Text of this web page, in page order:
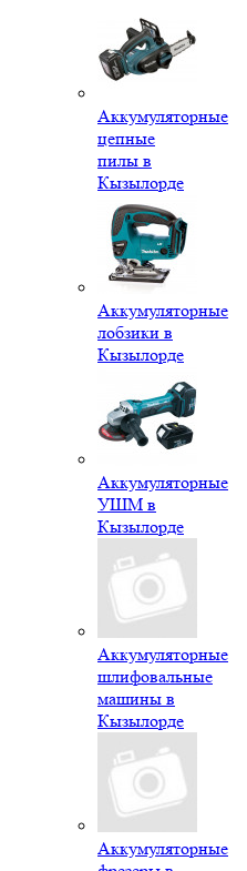
Аккумуляторные
цепные
пилы в
Кызылорде
Аккумуляторные
лобзики в
Кызылорде
Аккумуляторные
УШМ в
Кызылорде
Аккумуляторные
шлифовальные
машины в
Кызылорде
Аккумуляторные